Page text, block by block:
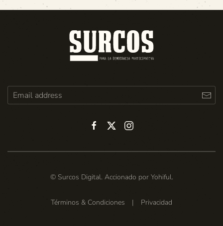
© Surcos Digital. Accionado por Yohiful.
Términos & Condiciones | Privacidad